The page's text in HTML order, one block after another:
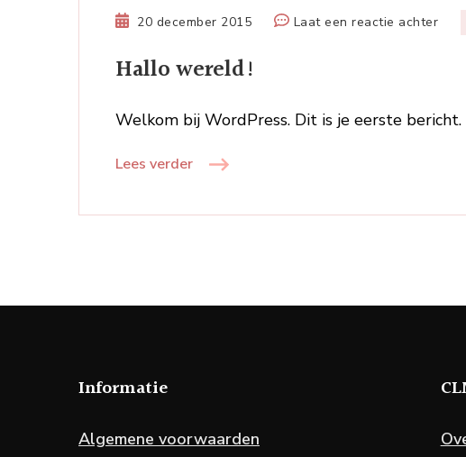
20 december 2015 Laat een reactie achterop
Hallo wereld!
Welkom bij WordPress. Dit is je eerste
Lees verder
Informatie
Algemene voorwaarden